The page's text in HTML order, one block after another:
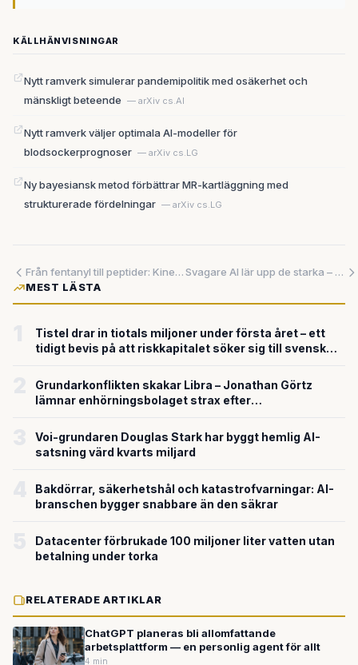
KÄLLHÄNVISNINGAR
Nytt ramverk simulerar pandemipolitik med osäkerhet och
mänskligt beteende — arXiv cs.AI
Nytt ramverk väljer optimala AI-modeller för
blodsockerprognoser — arXiv cs.LG
Ny bayesiansk metod förbättrar MR-kartläggning med
strukturerade fördelningar — arXiv cs.LG
Från fentanyl till peptider: Kinesiska laboratorier hittade kryphålet – och kryptovalutan låser upp det
Svagare AI lär upp de starka – och nya rön avslöjar att modellrankningar knappt är värda pappret de skrivs på
MEST LÄSTA
Tistel drar in tiotals miljoner under första året – ett
tidigt bevis på att riskkapitalet söker sig till svensk
Grundarkonflikten skakar Libra – Jonathan Görtz
lämnar enhörningsbolaget strax efter
Voi-grundaren Douglas Stark har byggt hemlig AI-
satsning värd kvarts miljard
Bakdörrar, säkerhetshål och katastrofvarningar: AI-
branschen bygger snabbare än den säkrar
Datacenter förbrukade 100 miljoner liter vatten utan
betalning under torka
RELATERADE ARTIKLAR
ChatGPT planeras bli allomfattande
arbetsplattform — en personlig agent för allt
4 min